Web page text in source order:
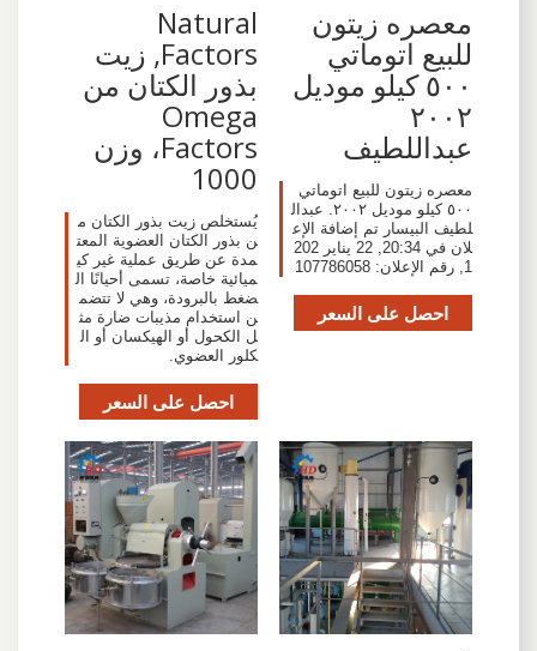
معصره زيتون
للبيع اتوماتي
٥٠٠ كيلو موديل
٢٠٠٢
عبداللطيف
معصره زيتون للبيع اتوماتي
٥٠٠ كيلو موديل ٢٠٠٢. عبدال
لطيف البيسار تم إضافة الإع
لان في 20:34, 22 يناير 202
احصل على السعر
Natural
Factors, زيت
بذور الكتان من
Omega
Factors، وزن
1000
يُستخلص زيت بذور الكتان م
ن بذور الكتان العضوية المعت
مدة عن طريق عملية غير كي
ميائية خاصة، تسمى أحيانًا ال
ضغط بالبرودة، وهي لا تتضم
ن استخدام مذيبات ضارة مث
ل الكحول أو الهيكسان أو ال
كلور العضوي.
احصل على السعر